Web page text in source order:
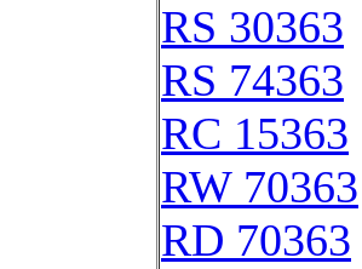
RS 30363
RS 74363
RC 15363
RW 70363
RD 70363